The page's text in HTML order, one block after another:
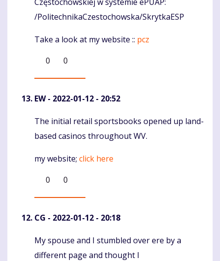
/PolitechnikaCzestochowska/SkrytkaESP
Take a look at my website :: pcz
0
0
EW- 2022-01-12 - 20:52
Komentaras
The initial retail sportsbooks opened up land-
based casinos throughout WV.
my website; click here
0
0
CG - 2022-01-12 - 20:18
Komentaras
My spouse and I stumbled over ere by a
different page and thought I